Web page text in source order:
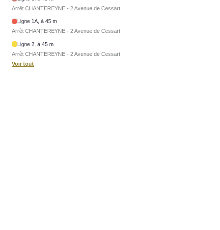
Arrêt CHANTEREYNE - 2 Avenue de Cessart
Ligne 1A, à 45 m
Arrêt CHANTEREYNE - 2 Avenue de Cessart
Ligne 2, à 45 m
Arrêt CHANTEREYNE - 2 Avenue de Cessart
Voir tout